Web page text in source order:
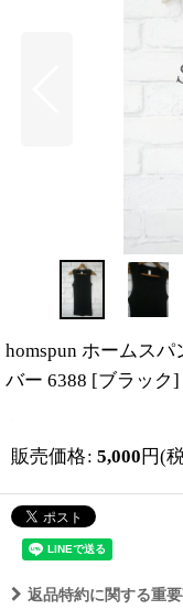
homspun ホームス
バー 6388 [ブラック]
販売価格: 5,000 円(
返品特約に関する重